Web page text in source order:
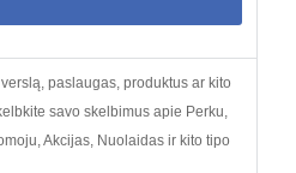
paslaugas, produktus ar kito
savo skelbimus apie Perku,
Akcijas, Nuolaidas ir kito tipo